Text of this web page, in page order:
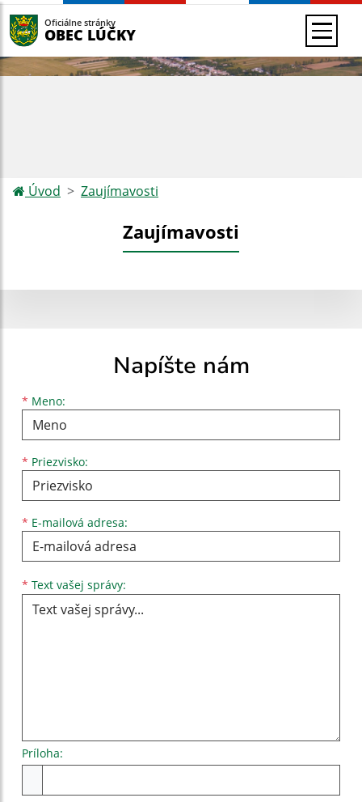
Oficiálne stránky
OBEC LÚČKY
Úvod Zaujímavosti
Zaujímavosti
Napíšte nám
* Meno:
Meno
* Priezvisko:
Priezvisko
* E-mailová adresa:
E-mailová adresa
* Text vašej správy:
Príloha: